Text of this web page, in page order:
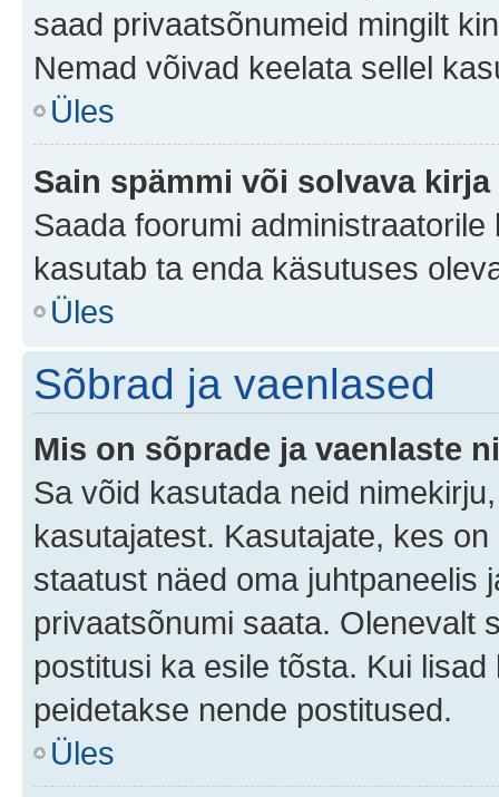
saad privaatsõnumeid mingilt
Nemad võivad keelata sellel
Üles
Sain spämmi või solvava
Saada foorumi
kasutab ta enda käsutuses
Üles
Sõbrad ja vaenlased
Mis on sõprade ja vaenlaste
Sa võid kasutada neid
kasutajatest. Kasutajate, kes
staatust näed oma juhtpaneelis
privaatsõnumi saata. Olenevalt
postitusi ka esile tõsta. Kui
peidetakse nende postitused.
Üles